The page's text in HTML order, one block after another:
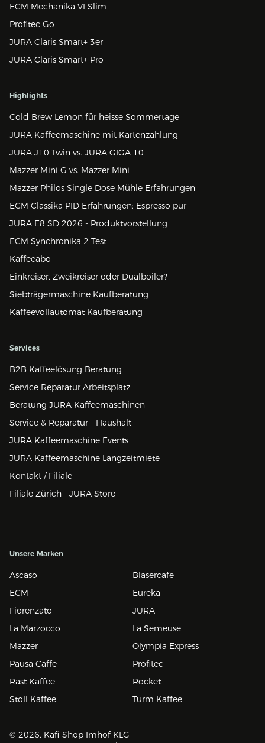
ECM Mechanika VI Slim
Profitec Go
JURA Claris Smart+ 3er
JURA Claris Smart+ Pro
Highlights
Cold Brew Lemon für heisse Sommertage
JURA Kaffeemaschine mit Kartenzahlung
JURA J10 Twin vs. JURA GIGA 10
Mazzer Mini G vs. Mazzer Mini
Mazzer Philos Single Dose Mühle Erfahrungen
ECM Classika PID Erfahrungen: Espresso pur
JURA E8 SD 2026 - Produktvorstellung
ECM Synchronika 2 Test
Kaffeeabo
Einkreiser, Zweikreiser oder Dualboiler?
Siebträgermaschine Kaufberatung
Kaffeevollautomat Kaufberatung
Services
B2B Kaffeelösung Beratung
Service Reparatur Arbeitsplatz
Beratung JURA Kaffeemaschinen
Service & Reparatur - Haushalt
JURA Kaffeemaschine Events
JURA Kaffeemaschine Langzeitmiete
Kontakt / Filiale
Filiale Zürich - JURA Store
Unsere Marken
Ascaso
Blasercafe
ECM
Eureka
Fiorenzato
JURA
La Marzocco
La Semeuse
Mazzer
Olympia Express
Pausa Caffe
Profitec
Rast Kaffee
Rocket
Stoll Kaffee
Turm Kaffee
© 2026, Kafi-Shop Imhof KLG